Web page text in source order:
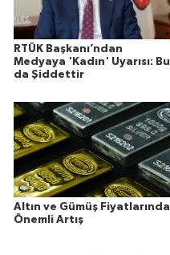
RTÜK Başkanı’ndan
Medyaya 'Kadın' Uyarısı: Bu
da Şiddettir
Altın ve Gümüş Fiyatlarında
Önemli Artış